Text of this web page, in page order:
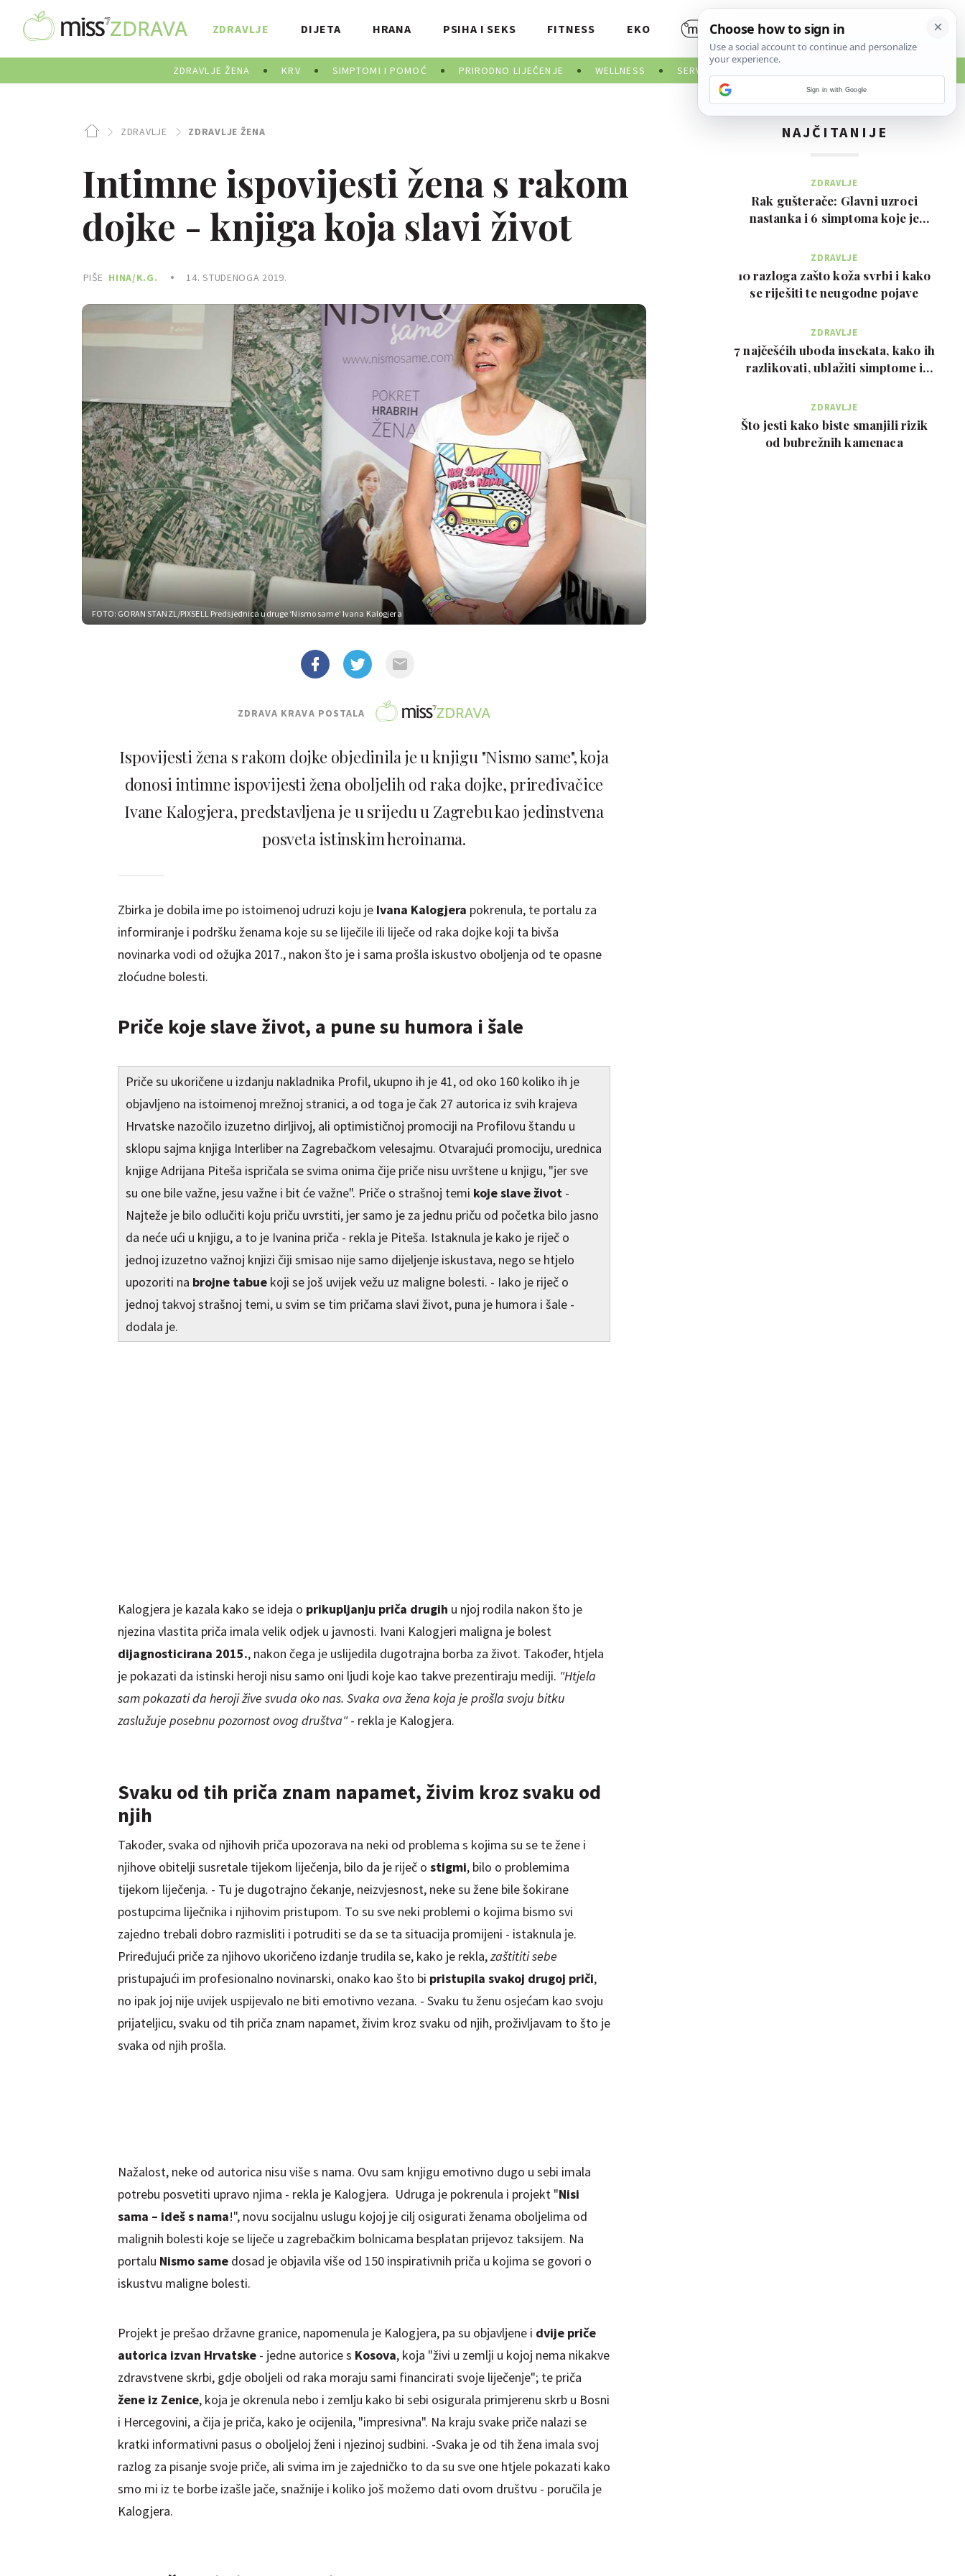
ZDRAVLJE
ZDRAVLJE ŽENA KRV SIMPTOMI I POMOĆ PRIRODNO LIJEČENJE WELLNESS SERVISNE INFORMACIJE
DIJETA HRANA PSIHA I SEKS FITNESS EKO
ZDRAVLJE ZDRAVLJE ŽENA
Intimne ispovijesti žena s rakom
dojke - knjiga koja slavi život
PIŠE HINA/K.G. 14. STUDENOGA 2019.
FOTO: GORAN STANZL/PIXSELL Predsjednica udruge ‘Nismo same’ Ivana Kalogjera
ZDRAVA KRAVA POSTALA
Ispovijesti žena s rakom dojke objedinila je u knjigu "Nismo same", koja
donosi intimne ispovijesti žena oboljelih od raka dojke, priređivačice
Ivane Kalogjera, predstavljena je u srijedu u Zagrebu kao jedinstvena
posveta istinskim heroinama.
Zbirka je dobila ime po istoimenoj udruzi koju je Ivana Kalogjera pokrenula, te portalu za
informiranje i podršku ženama koje su se liječile ili liječe od raka dojke koji ta bivša
novinarka vodi od ožujka 2017., nakon što je i sama prošla iskustvo oboljenja od te opasne
zloćudne bolesti.
Priče koje slave život, a pune su humora i šale
Priče su ukoričene u izdanju nakladnika Profil, ukupno ih je 41, od oko 160 koliko ih je
objavljeno na istoimenoj mrežnoj stranici, a od toga je čak 27 autorica iz svih krajeva
Hrvatske nazočilo izuzetno dirljivoj, ali optimističnoj promociji na Profilovu štandu u
sklopu sajma knjiga Interliber na Zagrebačkom velesajmu. Otvarajući promociju, urednica
knjige Adrijana Piteša ispričala se svima onima čije priče nisu uvrštene u knjigu, "jer sve
su one bile važne, jesu važne i bit će važne". Priče o strašnoj temi koje slave život-
Najteže je bilo odlučiti koju priču uvrstiti, jer samo je za jednu priču od početka bilo jasno
da neće ući u knjigu, a to je Ivanina priča - rekla je Piteša. Istaknula je kako je riječ o
jednoj izuzetno važnoj knjizi čiji smisao nije samo dijeljenje iskustava, nego se htjelo
upozoriti na brojne tabuekoji se još uvijek vežu uz maligne bolesti. - Iako je riječ o
jednoj takvoj strašnoj temi, u svim se tim pričama slavi život, puna je humora i šale -
dodala je.
Kalogjera je kazala kako se ideja o prikupljanju priča drugih u njoj rodila nakon što je
njezina vlastita priča imala velik odjek u javnosti. Ivani Kalogjeri maligna je bolest
dijagnosticirana 2015., nakon čega je uslijedila dugotrajna borba za život. Također, htjela
je pokazati da istinski heroji nisu samo oni ljudi koje kao takve prezentiraju mediji. "Htjela
sam pokazati da heroji žive svuda oko nas. Svaka ova žena koja je prošla svoju bitku
zaslužuje posebnu pozornost ovog društva"- rekla je Kalogjera.
Svaku od tih priča znam napamet, živim kroz svaku od
njih
Također, svaka od njihovih priča upozorava na neki od problema s kojima su se te žene i
njihove obitelji susretale tijekom liječenja, bilo da je riječ o stigmi, bilo o problemima
tijekom liječenja. - Tu je dugotrajno čekanje, neizvjesnost, neke su žene bile šokirane
postupcima liječnika i njihovim pristupom. To su sve neki problemi o kojima bismo svi
zajedno trebali dobro razmisliti i potruditi se da se ta situacija promijeni - istaknula je.
Priređujući priče za njihovo ukoričeno izdanje trudila se, kako je rekla,zaštititi sebe
pristupajući im profesionalno novinarski, onako kao što bi pristupila svakoj drugoj priči,
no ipak joj nije uvijek uspijevalo ne biti emotivno vezana. - Svaku tu ženu osjećam kao svoju
prijateljicu, svaku od tih priča znam napamet, živim kroz svaku od njih, proživljavam to što je
svaka od njih prošla.
Nažalost, neke od autorica nisu više s nama. Ovu sam knjigu emotivno dugo u sebi imala
potrebu posvetiti upravo njima - rekla je Kalogjera. Udruga je pokrenula i projekt "Nisi
sama – ideš s nama!", novu socijalnu uslugu kojoj je cilj osigurati ženama oboljelima od
malignih bolesti koje se liječe u zagrebačkim bolnicama besplatan prijevoz taksijem. Na
portalu Nismo samedosad je objavila više od 150 inspirativnih priča u kojima se govori o
iskustvu maligne bolesti.
Projekt je prešao državne granice, napomenula je Kalogjera, pa su objavljene i dvije priče
autorica izvan Hrvatske- jedne autorice s Kosova, koja "živi u zemlji u kojoj nema nikakve
zdravstvene skrbi, gdje oboljeli od raka moraju sami financirati svoje liječenje"; te priča
žene iz Zenice, koja je okrenula nebo i zemlju kako bi sebi osigurala primjerenu skrb u Bosni
i Hercegovini, a čija je priča, kako je ocijenila, "impresivna". Na kraju svake priče nalazi se
kratki informativni pasus o oboljeloj ženi i njezinoj sudbini. -Svaka je od tih žena imala svoj
razlog za pisanje svoje priče, ali svima im je zajedničko to da su sve one htjele pokazati kako
smo mi iz te borbe izašle jače, snažnije i koliko još možemo dati ovom društvu - poručila je
Kalogjera.
NAJČITANIJE
ZDRAVLJE
Rak gušterače: Glavni uzroci
nastanka i 6 simptoma koje je
ZDRAVLJE
10 razloga zašto koža svrbi i kako
se riješiti te neugodne pojave
ZDRAVLJE
7 najčešćih uboda insekata, kako ih
razlikovati, ublažiti simptome i
ZDRAVLJE
Što jesti kako biste smanjili rizik
od bubrežnih kamenaca
Sign in with Google